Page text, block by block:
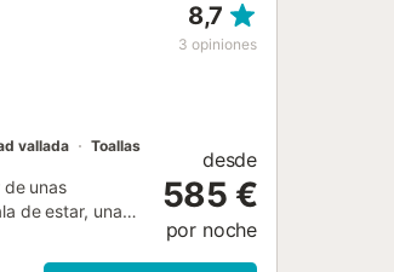
8,7
3 opiniones
vallada Toallas
unas
de estar, una
hay una
desde
585 €
por noche